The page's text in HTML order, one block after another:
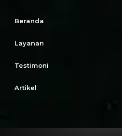
Beranda
Layanan
Testimoni
Artikel